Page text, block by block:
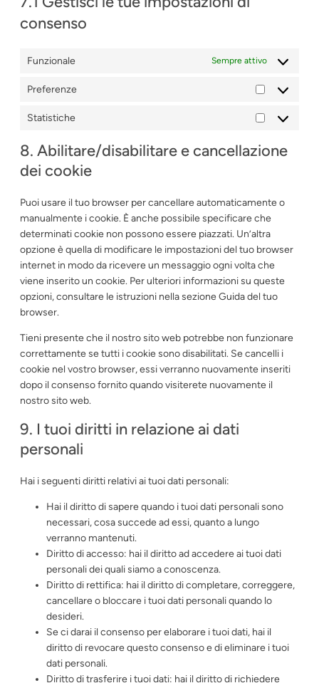
consenso
Funzionale Sempre attivo
Preferenze
Preferenze
Statistiche
Statistiche
8. Abilitare/disabilitare e cancellazione
dei cookie
Puoi usare il tuo browser per cancellare automaticamente o
manualmente i cookie. È anche possibile specificare che
determinati cookie non possono essere piazzati. Un’altra
opzione è quella di modificare le impostazioni del tuo browser
internet in modo da ricevere un messaggio ogni volta che
viene inserito un cookie. Per ulteriori informazioni su queste
opzioni, consultare le istruzioni nella sezione Guida del tuo
browser.
Tieni presente che il nostro sito web potrebbe non funzionare
correttamente se tutti i cookie sono disabilitati. Se cancelli i
cookie nel vostro browser, essi verranno nuovamente inseriti
dopo il consenso fornito quando visiterete nuovamente il
nostro sito web.
9. I tuoi diritti in relazione ai dati
personali
Hai i seguenti diritti relativi ai tuoi dati personali:
Hai il diritto di sapere quando i tuoi dati personali sono
necessari, cosa succede ad essi, quanto a lungo
verranno mantenuti.
Diritto di accesso: hai il diritto ad accedere ai tuoi dati
personali dei quali siamo a conoscenza.
Diritto di rettifica: hai il diritto di completare, correggere,
cancellare o bloccare i tuoi dati personali quando lo
desideri.
Se ci darai il consenso per elaborare i tuoi dati, hai il
diritto di revocare questo consenso e di eliminare i tuoi
dati personali.
Diritto di trasferire i tuoi dati: hai il diritto di richiedere